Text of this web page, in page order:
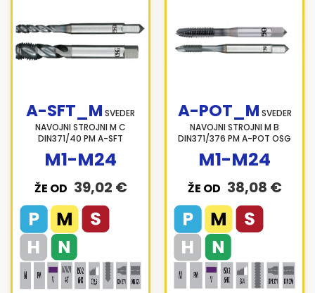
A-SFT_M SVEDER
NAVOJNI STROJNI M C
DIN371/40 PM A-SFT
ŽE OD 39,02 €
M1-M24
A-POT_M SVEDER
NAVOJNI STROJNI M B
DIN371/376 PM A-POT OSG
ŽE OD 38,08 €
M1-M24